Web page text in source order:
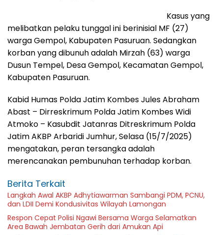
Kasus yang
melibatkan pelaku tunggal ini berinisial MF (27)
warga Gempol, Kabupaten Pasuruan. Sedangkan
korban yang dibunuh adalah Mirzah (63) warga
Dusun Tempel, Desa Gempol, Kecamatan Gempol,
Kabupaten Pasuruan.
Kabid Humas Polda Jatim Kombes Jules Abraham
Abast – Dirreskrimum Polda Jatim Kombes Widi
Atmoko – Kasubdit Jatanras Ditreskrimum Polda
Jatim AKBP Arbaridi Jumhur, Selasa (15/7/2025)
mengatakan, peran tersangka adalah
merencanakan pembunuhan terhadap korban.
Berita Terkait
Langkah Awal AKBP Adhytiawarman Sambangi PDM, PCNU,
dan LDII Demi Kondusivitas Wilayah Lamongan
Respon Cepat Polisi Ngawi Bersama Warga Selamatkan
Area Bawah Jembatan Gerih dari Amukan Api